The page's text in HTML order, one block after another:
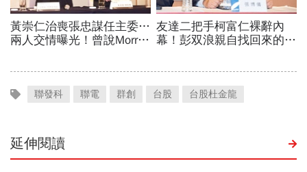
聯發科 聯電 群創 台股 台股杜金龍
延伸閱讀